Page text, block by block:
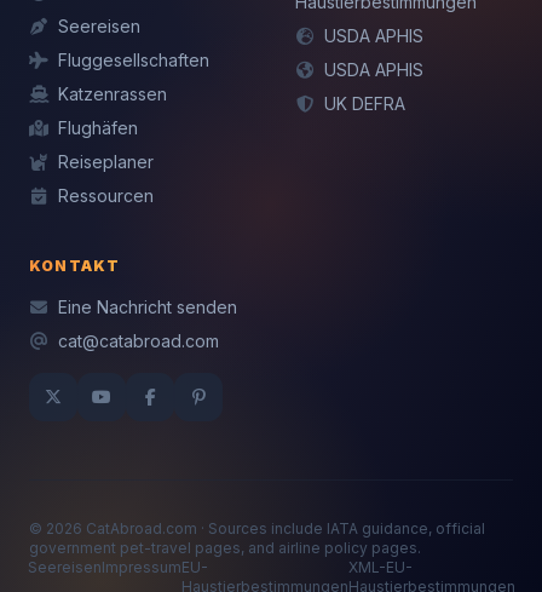
Seereisen
Fluggesellschaften
Katzenrassen
Flughäfen
Reiseplaner
Ressourcen
USDA APHIS
USDA APHIS
UK DEFRA
KONTAKT
Eine Nachricht senden
cat@catabroad.com
© 2026 CatAbroad.com · Sources include IATA guidance, official
government pet-travel pages, and airline policy pages.
SeereisenImpressumEU-
Haustierbestimmungen
XML-EU-
Haustierbestimmungen